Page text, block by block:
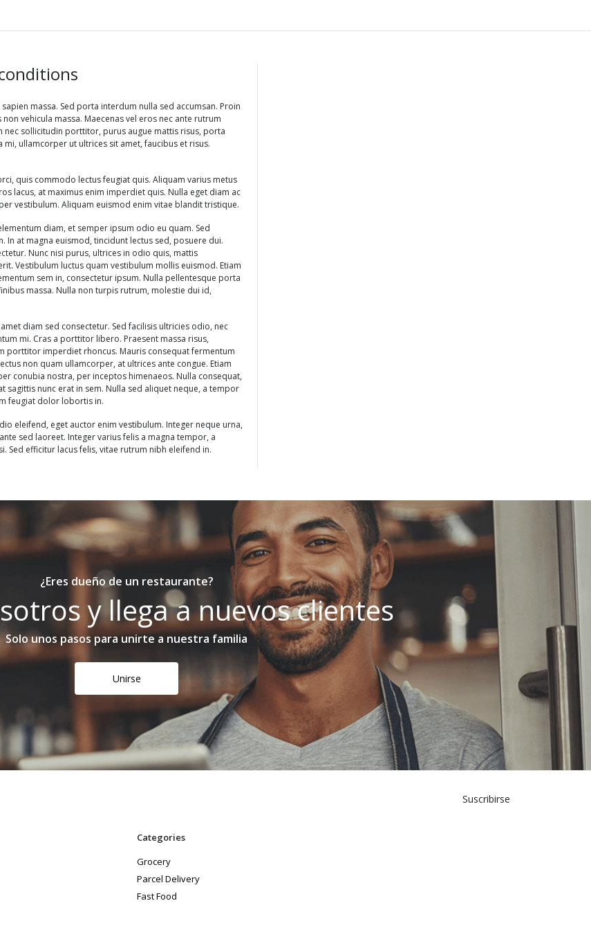
massa. Sed porta interdum nulla sed accumsan. Proin
vehicula massa. Maecenas vel eros nec ante rutrum
nec sollicitudin porttitor, purus augue mattis risus, porta
ullamcorper ut ultrices sit amet, faucibus et risus.
quis commodo lectus feugiat quis. Aliquam varius metus
lacus, at maximus enim imperdiet quis. Nulla eget diam ac
vestibulum. Aliquam euismod enim vitae blandit tristique.
diam, et semper ipsum odio eu quam. Sed
at magna euismod, tincidunt lectus sed, posuere dui.
Nunc nisi purus, ultrices in odio quis, mattis
Vestibulum luctus quam vestibulum mollis euismod. Etiam
sem in, consectetur ipsum. Nulla pellentesque porta
massa. Nulla non turpis rutrum, molestie dui id,
diam sed consectetur. Sed facilisis ultricies odio, nec
mi. Cras a porttitor libero. Praesent massa risus,
porttitor imperdiet rhoncus. Mauris consequat fermentum
non quam ullamcorper, at ultrices ante congue. Etiam
conubia nostra, per inceptos himenaeos. Nulla consequat,
nunc erat in sem. Nulla sed aliquet neque, a tempor
feugiat dolor lobortis in.
eleifend, eget auctor enim vestibulum. Integer neque urna,
sed laoreet. Integer varius felis a magna tempor, a
Sed efficitur lacus felis, vitae rutrum nibh eleifend in.
¿Eres dueño de un restaurante?
y llega a nuevos clientes
Solo unos pasos para unirte a nuestra familia
Unirse
Suscribirse
Categories
Grocery
Parcel Delivery
Fast Food